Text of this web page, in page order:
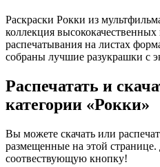
Раскраски Рокки из
коллекция
распечатывания на листах
собраны лучшие разукрашки с
Распечатать и
категории «Рокки»
Вы можете скачать или
размещенные на этой
соотвествующую кнопку!